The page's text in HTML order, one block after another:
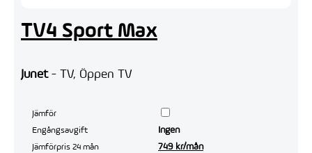
TV4 Sport Max
Junet- TV, Öppen TV
Jämför
Engångsavgift
Ingen
Jämförpris 24 mån 749 kr/mån